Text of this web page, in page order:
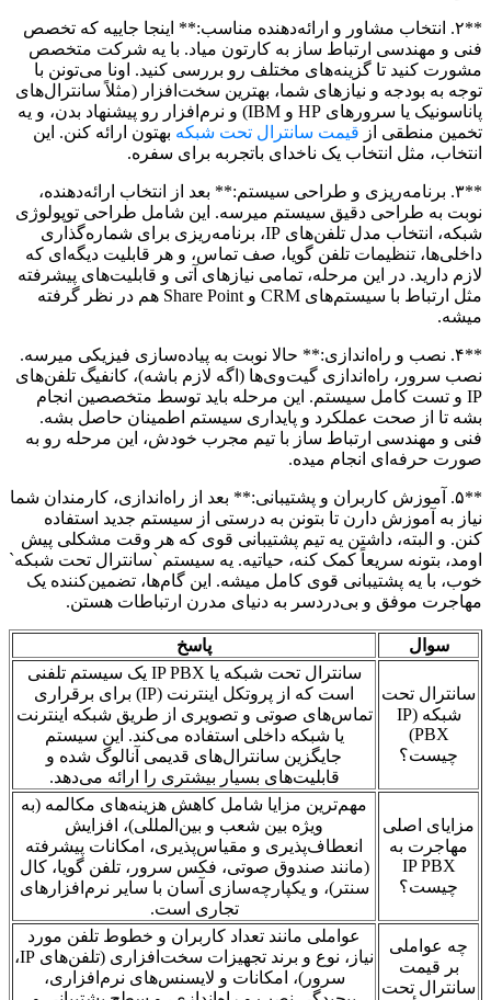
**۲. انتخاب مشاور و ارائه‌دهنده مناسب:** اینجا جاییه که تخصص
فنی و مهندسی ارتباط ساز به کارتون میاد. با یه شرکت متخصص
مشورت کنید تا گزینه‌های مختلف رو بررسی کنید. اونا می‌تونن با
توجه به بودجه و نیازهای شما، بهترین سخت‌افزار (مثلاً سانترال‌های
پاناسونیک یا سرورهای HP و IBM) و نرم‌افزار رو پیشنهاد بدن، و یه
تخمین منطقی از قیمت سانترال تحت شبکه بهتون ارائه کنن. این
انتخاب، مثل انتخاب یک ناخدای باتجربه برای سفره.
**۳. برنامه‌ریزی و طراحی سیستم:** بعد از انتخاب ارائه‌دهنده،
نوبت به طراحی دقیق سیستم میرسه. این شامل طراحی توپولوژی
شبکه، انتخاب مدل تلفن‌های IP، برنامه‌ریزی برای شماره‌گذاری
داخلی‌ها، تنظیمات تلفن گویا، صف تماس، و هر قابلیت دیگه‌ای که
لازم دارید. در این مرحله، تمامی نیازهای آتی و قابلیت‌های پیشرفته
مثل ارتباط با سیستم‌های CRM و Share Point هم در نظر گرفته
میشه.
**۴. نصب و راه‌اندازی:** حالا نوبت به پیاده‌سازی فیزیکی میرسه.
نصب سرور، راه‌اندازی گیت‌وی‌ها (اگه لازم باشه)، کانفیگ تلفن‌های
IP و تست کامل سیستم. این مرحله باید توسط متخصصین انجام
بشه تا از صحت عملکرد و پایداری سیستم اطمینان حاصل بشه.
فنی و مهندسی ارتباط ساز با تیم مجرب خودش، این مرحله رو به
صورت حرفه‌ای انجام میده.
**۵. آموزش کاربران و پشتیبانی:** بعد از راه‌اندازی، کارمندان شما
نیاز به آموزش دارن تا بتونن به درستی از سیستم جدید استفاده
کنن. و البته، داشتن یه تیم پشتیبانی قوی که هر وقت مشکلی پیش
اومد، بتونه سریعاً کمک کنه، حیاتیه. یه سیستم `سانترال تحت شبکه`
خوب، با یه پشتیبانی قوی کامل میشه. این گام‌ها، تضمین‌کننده یک
مهاجرت موفق و بی‌دردسر به دنیای مدرن ارتباطات هستن.
سوال پاسخ
سانترال تحت
شبکه (IP
PBX)
چیست؟
سانترال تحت شبکه یا IP PBX یک سیستم تلفنی
است که از پروتکل اینترنت (IP) برای برقراری
تماس‌های صوتی و تصویری از طریق شبکه اینترنت
یا شبکه داخلی استفاده می‌کند. این سیستم
جایگزین سانترال‌های قدیمی آنالوگ شده و
قابلیت‌های بسیار بیشتری را ارائه می‌دهد.
مزایای اصلی
مهاجرت به
IP PBX
چیست؟
مهم‌ترین مزایا شامل کاهش هزینه‌های مکالمه (به
ویژه بین شعب و بین‌المللی)، افزایش
انعطاف‌پذیری و مقیاس‌پذیری، امکانات پیشرفته
(مانند صندوق صوتی، فکس سرور، تلفن گویا، کال
سنتر)، و یکپارچه‌سازی آسان با سایر نرم‌افزارهای
تجاری است.
چه عواملی
بر قیمت
سانترال تحت
عواملی مانند تعداد کاربران و خطوط تلفن مورد
نیاز، نوع و برند تجهیزات سخت‌افزاری (تلفن‌های IP،
سرور)، امکانات و لایسنس‌های نرم‌افزاری،